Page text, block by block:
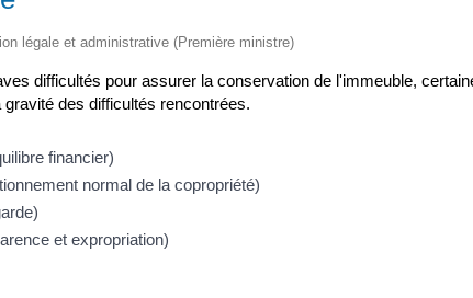
légale et administrative (Première ministre)
difficultés pour assurer la conservation de l'immeuble,
des difficultés rencontrées.
financier)
normal de la copropriété)
et expropriation)